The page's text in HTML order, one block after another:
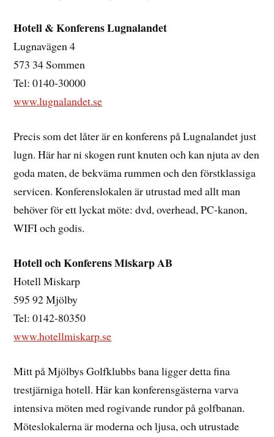
Hotell & Konferens Lugnalandet
Lugnavägen 4
573 34 Sommen
Tel: 0140-30000
www.lugnalandet.se
Precis som det låter är en konferens på Lugnalandet just
lugn. Här har ni skogen runt knuten och kan njuta av den
goda maten, de bekväma rummen och den förstklassiga
servicen. Konferenslokalen är utrustad med allt man
behöver för ett lyckat möte: dvd, overhead, PC-kanon,
WIFI och godis.
Hotell och Konferens Miskarp AB
Hotell Miskarp
595 92 Mjölby
Tel: 0142-80350
www.hotellmiskarp.se
Mitt på Mjölbys Golfklubbs bana ligger detta fina
trestjärniga hotell. Här kan konferensgästerna varva
intensiva möten med rogivande rundor på golfbanan.
Möteslokalerna är moderna och ljusa, och utrustade